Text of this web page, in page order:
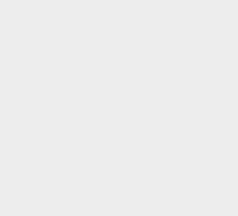
de jogging dans la
Relais sur deux sites:
le parc Brill et la cour